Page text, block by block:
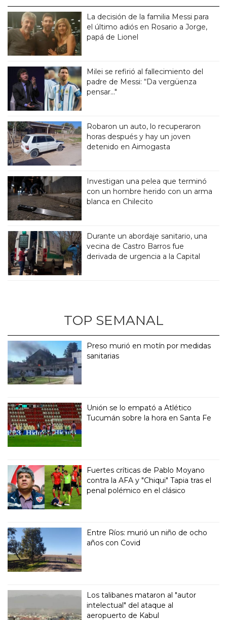
La decisión de la familia Messi para
el último adiós en Rosario a Jorge,
papá de Lionel
Milei se refirió al fallecimiento del
padre de Messi: “Da vergüenza
pensar..."
Robaron un auto, lo recuperaron
horas después y hay un joven
detenido en Aimogasta
Investigan una pelea que terminó
con un hombre herido con un arma
blanca en Chilecito
Durante un abordaje sanitario, una
vecina de Castro Barros fue
derivada de urgencia a la Capital
TOP SEMANAL
Preso murió en motín por medidas
sanitarias
Unión se lo empató a Atlético
Tucumán sobre la hora en Santa Fe
Fuertes críticas de Pablo Moyano
contra la AFA y "Chiqui" Tapia tras el
penal polémico en el clásico
Entre Ríos: murió un niño de ocho
años con Covid
Los talibanes mataron al "autor
intelectual" del ataque al
aeropuerto de Kabul